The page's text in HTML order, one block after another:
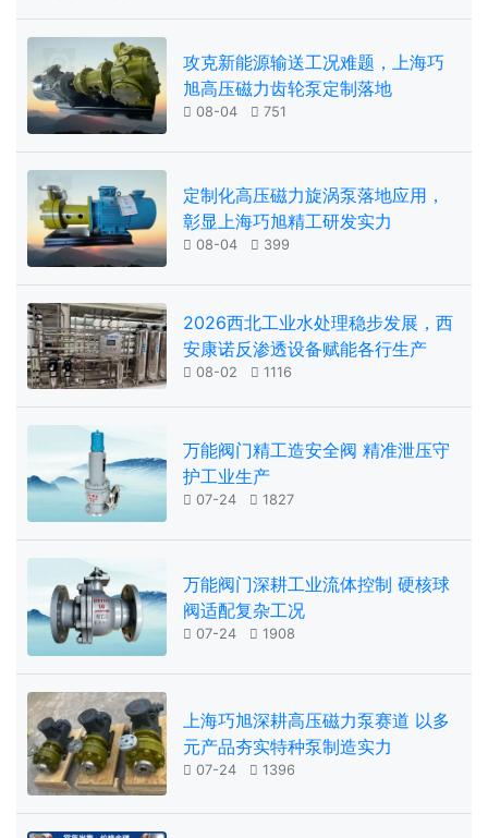
攻克新能源输送工况难题，上海巧
旭高压磁力齿轮泵定制落地
 08-04  751
定制化高压磁力旋涡泵落地应用，
彰显上海巧旭精工研发实力
 08-04  399
2026西北工业水处理稳步发展，西
安康诺反渗透设备赋能各行生产
 08-02  1116
万能阀门精工造安全阀 精准泄压守
护工业生产
 07-24  1827
万能阀门深耕工业流体控制 硬核球
阀适配复杂工况
 07-24  1908
上海巧旭深耕高压磁力泵赛道 以多
元产品夯实特种泵制造实力
 07-24  1396